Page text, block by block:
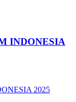
INDONESIA